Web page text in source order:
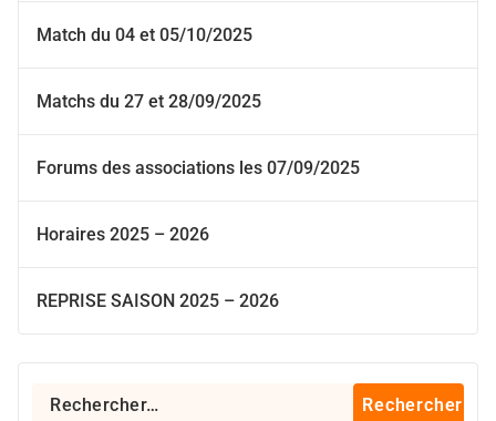
Match du 04 et 05/10/2025
Matchs du 27 et 28/09/2025
Forums des associations les 07/09/2025
Horaires 2025 – 2026
REPRISE SAISON 2025 – 2026
Rechercher :